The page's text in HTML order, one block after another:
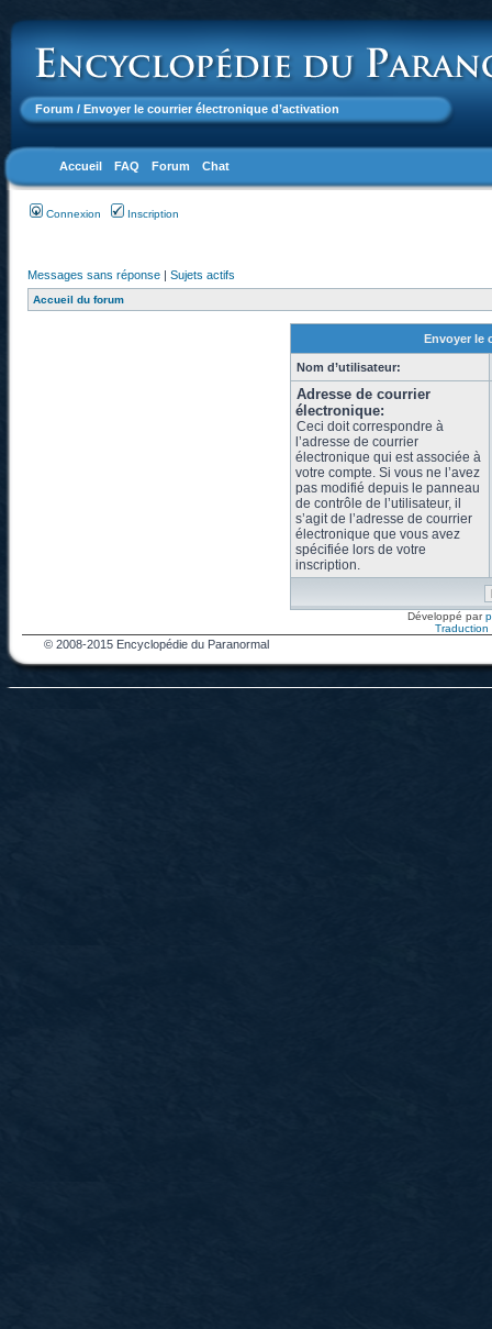
Forum / Envoyer le courrier électronique d’activation
Accueil FAQ Forum Chat
Connexion Inscription
Messages sans réponse | Sujets actifs
Accueil du forum
Envoyer le
Nom d’utilisateur:
Adresse de courrier
électronique:
Ceci doit correspondre à
l’adresse de courrier
électronique qui est associée à
votre compte. Si vous ne l’avez
pas modifié depuis le panneau
de contrôle de l’utilisateur, il
s’agit de l’adresse de courrier
électronique que vous avez
spécifiée lors de votre
inscription.
Développé par
Traduction
© 2008-2015 Encyclopédie du Paranormal